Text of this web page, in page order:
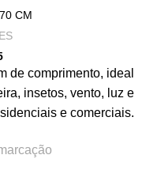
CM
de comprimento, ideal
insetos, vento, luz e
e comerciais.